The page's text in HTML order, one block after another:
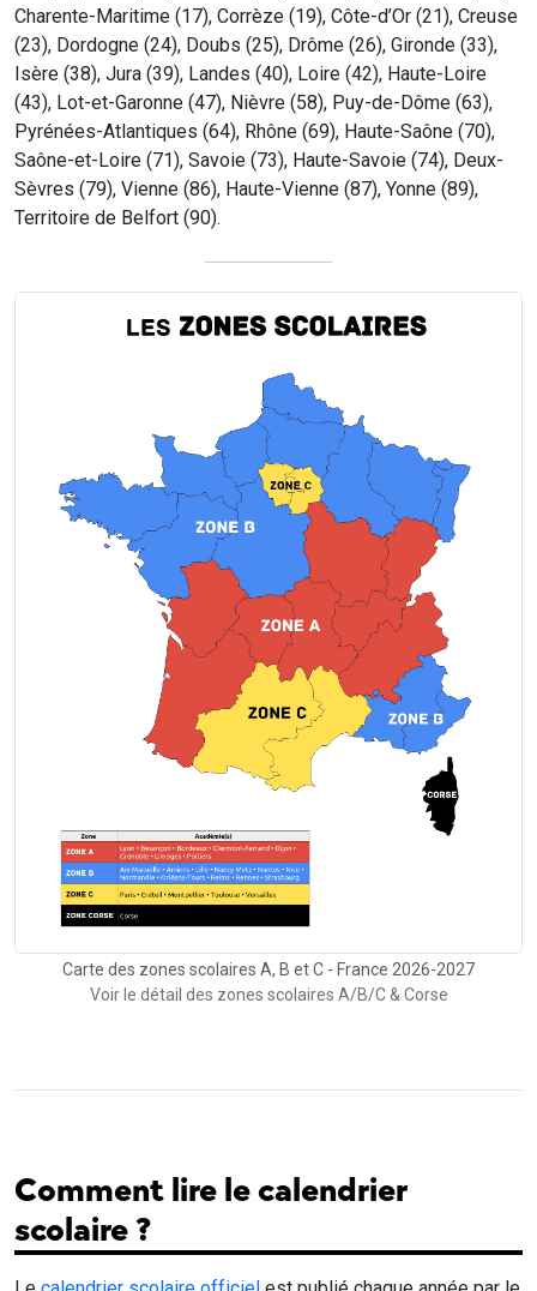
Charente-Maritime (17), Corrèze (19), Côte-d’Or (21), Creuse
(23), Dordogne (24), Doubs (25), Drôme (26), Gironde (33),
Isère (38), Jura (39), Landes (40), Loire (42), Haute-Loire
(43), Lot-et-Garonne (47), Nièvre (58), Puy-de-Dôme (63),
Pyrénées-Atlantiques (64), Rhône (69), Haute-Saône (70),
Saône-et-Loire (71), Savoie (73), Haute-Savoie (74), Deux-
Sèvres (79), Vienne (86), Haute-Vienne (87), Yonne (89),
Territoire de Belfort (90).
Carte des zones scolaires A, B et C - France 2026-2027
Voir le détail des zones scolaires A/B/C & Corse
Comment lire le calendrier
scolaire ?